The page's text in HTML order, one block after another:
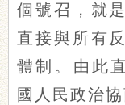
個號召，就
直接與所有
體制。由此
國人民政治